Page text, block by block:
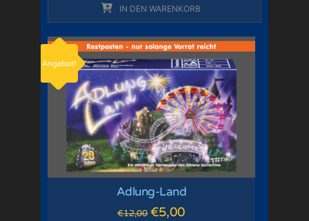
IN DEN WARENKORB
Angebot!
Adlung-Land
€12,00 €5,00